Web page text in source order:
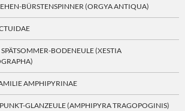
BÜRSTENSPINNER (ORGYA ANTIQUA)
BODENEULE (XESTIA
AMPHIPYRINAE
GLANZEULE (AMPHIPYRA TRAGOPOGINIS)